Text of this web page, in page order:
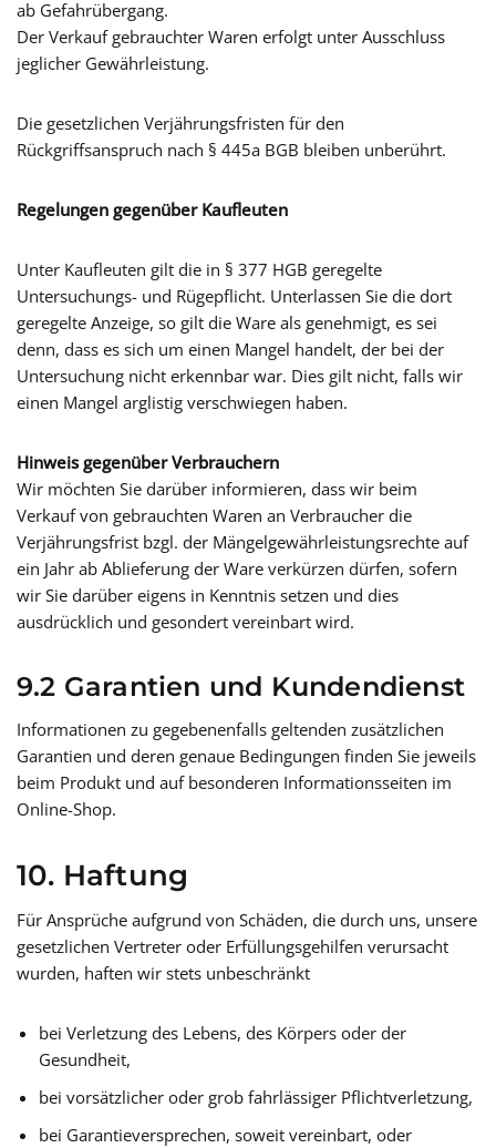
ab Gefahrübergang.
Der Verkauf gebrauchter Waren erfolgt unter Ausschluss
jeglicher Gewährleistung.
Die gesetzlichen Verjährungsfristen für den
Rückgriffsanspruch nach § 445a BGB bleiben unberührt.
Regelungen gegenüber Kaufleuten
Unter Kaufleuten gilt die in § 377 HGB geregelte
Untersuchungs- und Rügepflicht. Unterlassen Sie die dort
geregelte Anzeige, so gilt die Ware als genehmigt, es sei
denn, dass es sich um einen Mangel handelt, der bei der
Untersuchung nicht erkennbar war. Dies gilt nicht, falls wir
einen Mangel arglistig verschwiegen haben.
Hinweis gegenüber Verbrauchern
Wir möchten Sie darüber informieren, dass wir beim
Verkauf von gebrauchten Waren an Verbraucher die
Verjährungsfrist bzgl. der Mängelgewährleistungsrechte auf
ein Jahr ab Ablieferung der Ware verkürzen dürfen, sofern
wir Sie darüber eigens in Kenntnis setzen und dies
ausdrücklich und gesondert vereinbart wird.
9.2 Garantien und Kundendienst
Informationen zu gegebenenfalls geltenden zusätzlichen
Garantien und deren genaue Bedingungen finden Sie jeweils
beim Produkt und auf besonderen Informationsseiten im
Online-Shop.
10. Haftung
Für Ansprüche aufgrund von Schäden, die durch uns, unsere
gesetzlichen Vertreter oder Erfüllungsgehilfen verursacht
wurden, haften wir stets unbeschränkt
bei Verletzung des Lebens, des Körpers oder der
Gesundheit,
bei vorsätzlicher oder grob fahrlässiger Pflichtverletzung,
bei Garantieversprechen, soweit vereinbart, oder